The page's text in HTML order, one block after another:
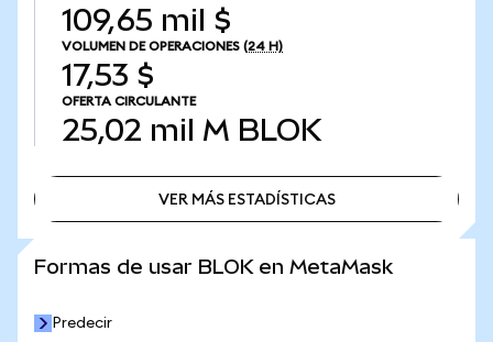
109,65 mil $
VOLUMEN DE OPERACIONES (24 H)
17,53 $
OFERTA CIRCULANTE
25,02 mil M BLOK
VER MÁS ESTADÍSTICAS
Formas de usar BLOK en MetaMask
Predecir